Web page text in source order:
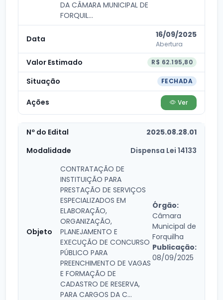
DA CÂMARA MUNICIPAL DE
FORQUIL...
16/09/2025
Abertura
R$ 62.195,80
FECHADA
Ver
2025.08.28.01
Dispensa Lei 14133
CONTRATAÇÃO DE
INSTITUIÇÃO PARA
PRESTAÇÃO DE SERVIÇOS
ESPECIALIZADOS EM
ELABORAÇÃO,
ORGANIZAÇÃO,
PLANEJAMENTO E
EXECUÇÃO DE CONCURSO
PÚBLICO PARA
PREENCHIMENTO DE VAGAS
E FORMAÇÃO DE
CADASTRO DE RESERVA,
PARA CARGOS DA C...
Órgão:
Câmara
Municipal de
Forquilha
Publicação:
08/09/2025